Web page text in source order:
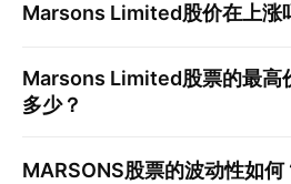
Marsons Limited股价在上涨
Marsons Limited股票的最高
多少？
MARSONS股票的波动性如何